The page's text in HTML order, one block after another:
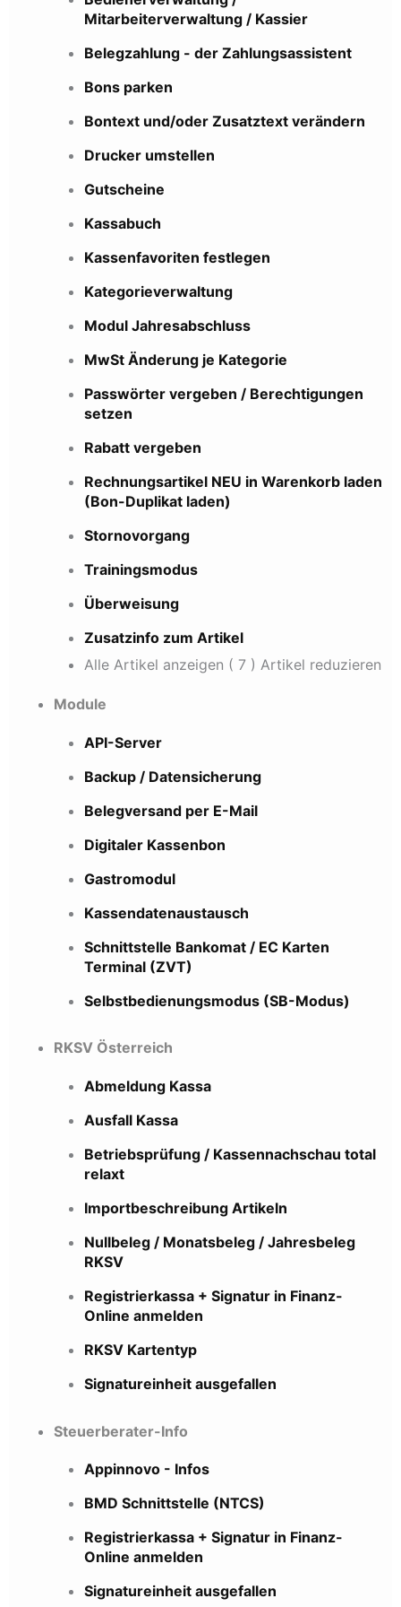
Mitarbeiterverwaltung / Kassier
Belegzahlung - der Zahlungsassistent
Bons parken
Bontext und/oder Zusatztext verändern
Drucker umstellen
Gutscheine
Kassabuch
Kassenfavoriten festlegen
Kategorieverwaltung
Modul Jahresabschluss
MwSt Änderung je Kategorie
Passwörter vergeben / Berechtigungen
setzen
Rabatt vergeben
Rechnungsartikel NEU in Warenkorb laden
(Bon-Duplikat laden)
Stornovorgang
Trainingsmodus
Überweisung
Zusatzinfo zum Artikel
Alle Artikel anzeigen ( 7 ) Artikel reduzieren
Module
API-Server
Backup / Datensicherung
Belegversand per E-Mail
Digitaler Kassenbon
Gastromodul
Kassendatenaustausch
Schnittstelle Bankomat / EC Karten
Terminal (ZVT)
Selbstbedienungsmodus (SB-Modus)
RKSV Österreich
Abmeldung Kassa
Ausfall Kassa
Betriebsprüfung / Kassennachschau total
relaxt
Importbeschreibung Artikeln
Nullbeleg / Monatsbeleg / Jahresbeleg
RKSV
Registrierkassa + Signatur in Finanz-
Online anmelden
RKSV Kartentyp
Signatureinheit ausgefallen
Steuerberater-Info
Appinnovo - Infos
BMD Schnittstelle (NTCS)
Registrierkassa + Signatur in Finanz-
Online anmelden
Signatureinheit ausgefallen